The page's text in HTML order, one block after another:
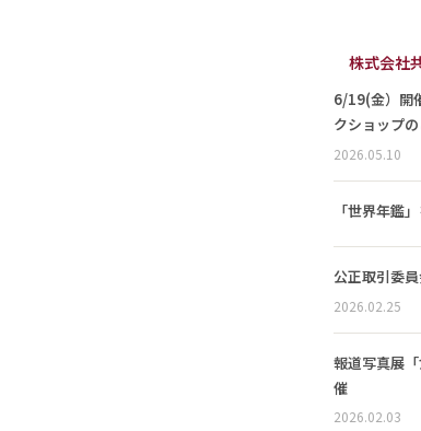
株式会社
6/19(金）開
クショップ
2026.05.10
「世界年鑑
公正取引委
2026.02.25
報道写真展
催
2026.02.03